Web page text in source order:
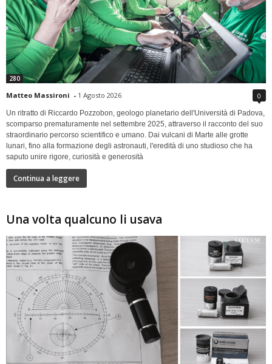
280
Matteo Massironi - 1 Agosto 2026 0
Un ritratto di Riccardo Pozzobon, geologo planetario dell'Università di Padova,
scomparso prematuramente nel settembre 2025, attraverso il racconto del suo
straordinario percorso scientifico e umano. Dai vulcani di Marte alle grotte
lunari, fino alla formazione degli astronauti, l'eredità di uno studioso che ha
saputo unire rigore, curiosità e generosità
Continua a leggere
Una volta qualcuno li usava